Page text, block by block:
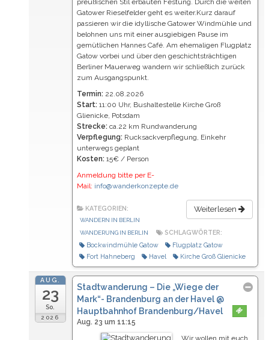
preußischen Stil erbauten Festung. Durch die weiten
Gatower Rieselfelder geht es weiter.Kurz darauf
passieren wir die idyllische Gatower Windmühle und
belohnen uns mit einer ausgiebigen Pause im
gemütlichen Hannes Café. Am ehemaligen Flugplatz
Gatow vorbei und über den geschichtsträchtigen
Berliner Mauerweg wandern wir schließlich zurück
zum Ausgangspunkt.
Termin: 22.08.2026
Start: 11:00 Uhr, Bushaltestelle Kirche Groß
Glienicke, Potsdam
Strecke: ca.22 km Rundwanderung
Verpflegung: Rucksackverpflegung, Einkehr
unterwegs geplant
Kosten: 15€ / Person
Anmeldung bitte per E-
Mail: info@wanderkonzepte.de
Weiterlesen
KATEGORIEN:
WANDERN IN BERLIN
WANDERUNG IN BERLIN
SCHLAGWÖRTER:
Bockwindmühle Gatow
Flugplatz Gatow
Fort Hahneberg
Havel Kirche Groß Glienicke
AUG.
23
So.
2026
Stadtwanderung – Die „Wiege der
Mark“- Brandenburg an der Havel @
Hauptbahnhof Brandenburg/Havel
Aug. 23 um 11:15
Wir wollen mit euch